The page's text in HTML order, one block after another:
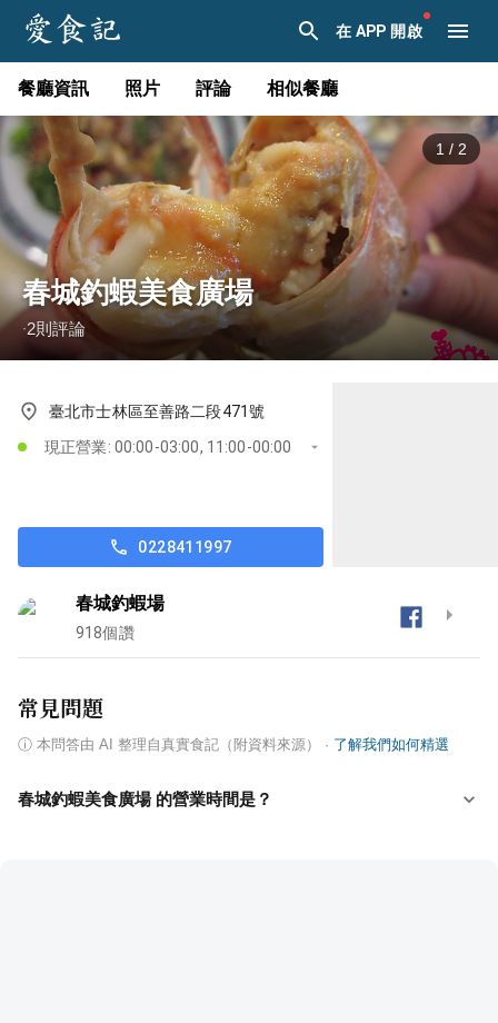
在 APP 開啟
餐廳資訊 照片 評論 相似餐廳
1 / 2
春城釣蝦美食廣場
·2則評論
臺北市士林區至善路二段471號
現正營業: 00:00-03:00, 11:00-00:00
0228411997
春城釣蝦場
918個讚
常見問題
ⓘ 本問答由 AI 整理自真實食記（附資料來源） · 了解我們如何精選
春城釣蝦美食廣場 的營業時間是？